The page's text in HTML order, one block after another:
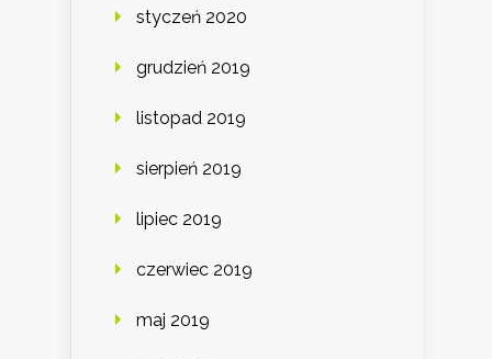
styczeń 2020
grudzień 2019
listopad 2019
sierpień 2019
lipiec 2019
czerwiec 2019
maj 2019